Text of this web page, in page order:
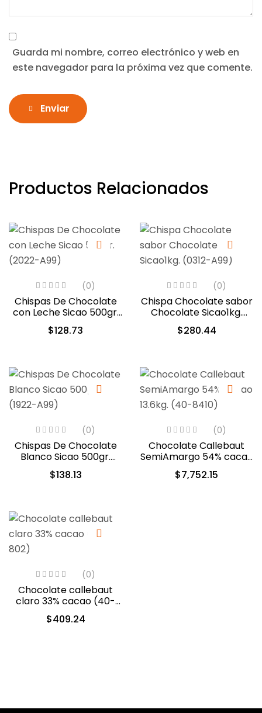
Guarda mi nombre, correo electrónico y web en
este navegador para la próxima vez que comente.
Enviar
Productos Relacionados
(0)
Chispas De Chocolate
con Leche Sicao 500gr.
(2022-A99)
$128.73
(0)
Chispa Chocolate sabor
Chocolate Sicao1kg.
(0312-A99)
$280.44
(0)
Chispas De Chocolate
Blanco Sicao 500gr.
(1922-A99)
$138.13
(0)
Chocolate Callebaut
SemiAmargo 54% cacao
13.6kg. (40-8410)
$7,752.15
(0)
Chocolate callebaut
claro 33% cacao (40-
802)
$409.24